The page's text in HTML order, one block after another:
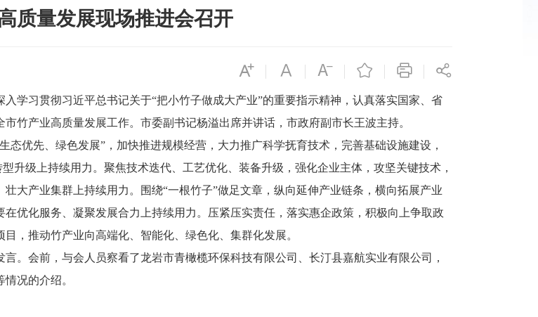
质量发展现场推进会召开
习贯彻习近平总书记关于“把小竹子做成大产业”的重要指示精神，认真落实国家、省
竹产业高质量发展工作。市委副书记杨溢出席并讲话，市政府副市长王波主持。
优先、绿色发展”，加快推进规模经营，大力推广科学抚育技术，完善基础设施建设，
升级上持续用力。聚焦技术迭代、工艺优化、装备升级，强化企业主体，攻坚关键技术，
大产业集群上持续用力。围绕“一根竹子”做足文章，纵向延伸产业链条，横向拓展产业
优化服务、凝聚发展合力上持续用力。压紧压实责任，落实惠企政策，积极向上争取政
，推动竹产业向高端化、智能化、绿色化、集群化发展。
会前，与会人员察看了龙岩市青橄榄环保科技有限公司、长汀县嘉航实业有限公司，
况的介绍。